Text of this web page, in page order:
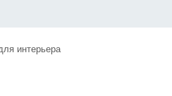
интерьера